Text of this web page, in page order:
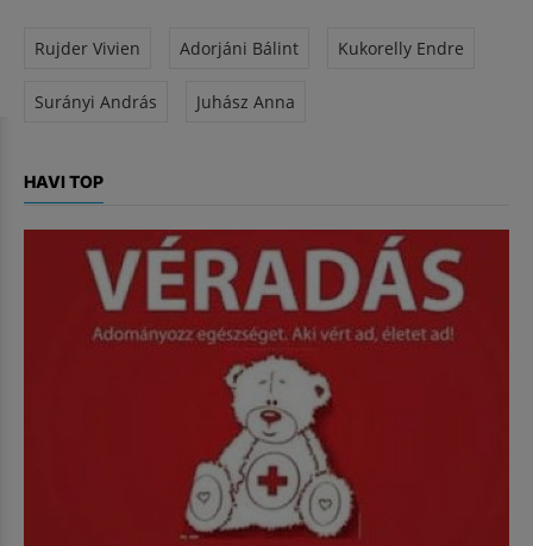
Rujder Vivien Adorjáni Bálint Kukorelly Endre
Surányi András Juhász Anna
HAVI TOP